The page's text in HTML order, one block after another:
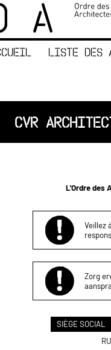
LISTE DES
CVR
L'Ordre des
Veillez
Zorg
SIÈGE SOCIAL